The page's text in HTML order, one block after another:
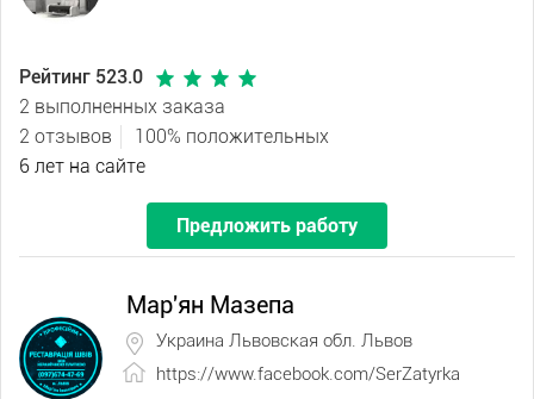
Рейтинг 523.0
2 выполненных заказа
2 отзывов
100% положительных
6 лет на сайте
Предложить работу
Мар'ян Мазепа
Украина Львовская обл. Львов
https://www.facebook.com/SerZatyrka